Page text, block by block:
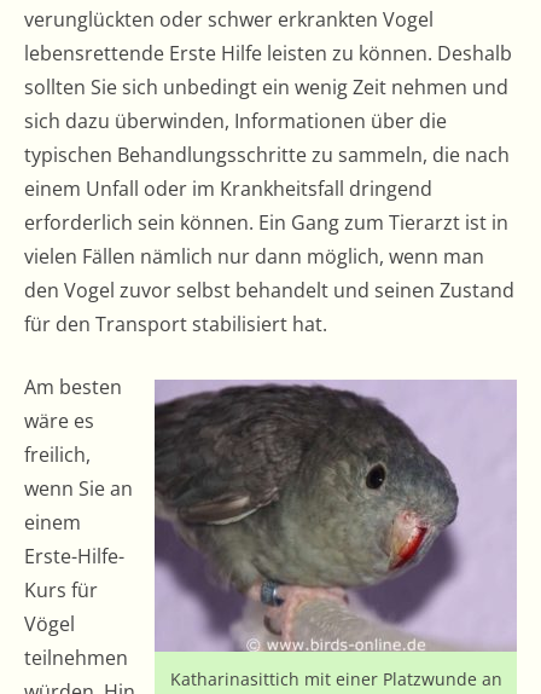
verunglückten oder schwer erkrankten Vogel
lebensrettende Erste Hilfe leisten zu können. Deshalb
sollten Sie sich unbedingt ein wenig Zeit nehmen und
sich dazu überwinden, Informationen über die
typischen Behandlungsschritte zu sammeln, die nach
einem Unfall oder im Krankheitsfall dringend
erforderlich sein können. Ein Gang zum Tierarzt ist in
vielen Fällen nämlich nur dann möglich, wenn man
den Vogel zuvor selbst behandelt und seinen Zustand
für den Transport stabilisiert hat.
Katharinasittich mit einer Platzwunde an
Am besten
wäre es
freilich,
wenn Sie an
einem
Erste-Hilfe-
Kurs für
Vögel
teilnehmen